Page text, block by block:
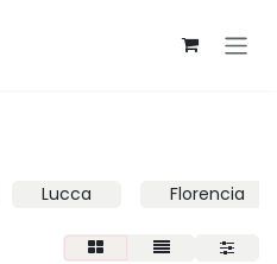
Lucca Florencia